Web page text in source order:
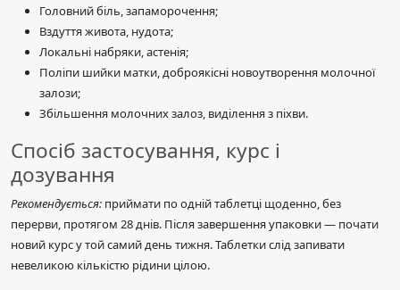
Головний біль, запаморочення;
Вздуття живота, нудота;
Локальні набряки, астенія;
Поліпи шийки матки, доброякісні новоутворення молочної
залози;
Збільшення молочних залоз, виділення з піхви.
Спосіб застосування, курс і
дозування
Рекомендується: приймати по одній таблетці щоденно, без
перерви, протягом 28 днів. Після завершення упаковки — почати
новий курс у той самий день тижня. Таблетки слід запивати
невеликою кількістю рідини цілою.